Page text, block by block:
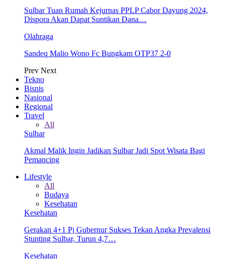
Sulbar Tuan Rumah Kejurnas PPLP Cabor Dayung 2024,
Dispora Akan Dapat Suntikan Dana…
Olahraga
Sandeq Malio Wono Fc Bungkam OTP37 2-0
Prev Next
Tekno
Bisnis
Nasional
Regional
Travel
All
Sulbar
Akmal Malik Ingin Jadikan Sulbar Jadi Spot Wisata Bagi
Pemancing
Lifestyle
All
Budaya
Kesehatan
Kesehatan
Gerakan 4+1 Pj Gubernur Sukses Tekan Angka Prevalensi
Stunting Sulbar, Turun 4,7…
Kesehatan